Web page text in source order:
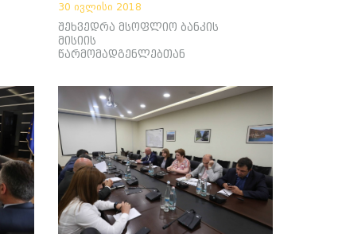
30 ივლისი 2018
შეხვედრა მსოფლიო ბანკის
მისიის
წარმომადგენლებთან